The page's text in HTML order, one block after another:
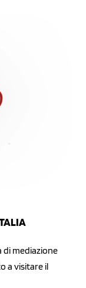
di mediazione
a visitare il